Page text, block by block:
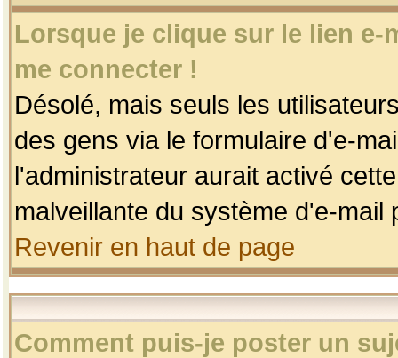
Lorsque je clique sur le lien
me connecter !
Désolé, mais seuls les
des gens via le formulaire d'e-
l'administrateur aurait activé
malveillante du système d'e-
Revenir en haut de page
Comment puis-je poster un